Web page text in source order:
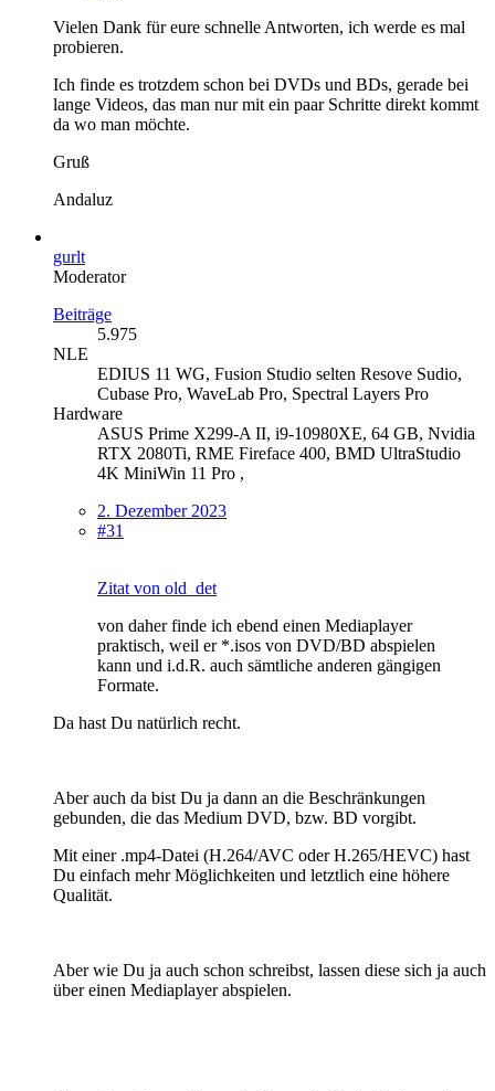
Vielen Dank für eure schnelle Antworten, ich werde es mal
probieren.
Ich finde es trotzdem schon bei DVDs und BDs, gerade bei
lange Videos, das man nur mit ein paar Schritte direkt kommt
da wo man möchte.
Gruß
Andaluz
gurlt
Moderator
Beiträge
5.975
NLE
EDIUS 11 WG, Fusion Studio selten Resove Sudio,
Cubase Pro, WaveLab Pro, Spectral Layers Pro
Hardware
ASUS Prime X299-A II, i9-10980XE, 64 GB, Nvidia
RTX 2080Ti, RME Fireface 400, BMD UltraStudio
4K MiniWin 11 Pro ,
2. Dezember 2023
#31
Zitat von old_det
von daher finde ich ebend einen Mediaplayer
praktisch, weil er *.isos von DVD/BD abspielen
kann und i.d.R. auch sämtliche anderen gängigen
Formate.
Da hast Du natürlich recht.
Aber auch da bist Du ja dann an die Beschränkungen
gebunden, die das Medium DVD, bzw. BD vorgibt.
Mit einer .mp4-Datei (H.264/AVC oder H.265/HEVC) hast
Du einfach mehr Möglichkeiten und letztlich eine höhere
Qualität.
Aber wie Du ja auch schon schreibst, lassen diese sich ja auch
über einen Mediaplayer abspielen.